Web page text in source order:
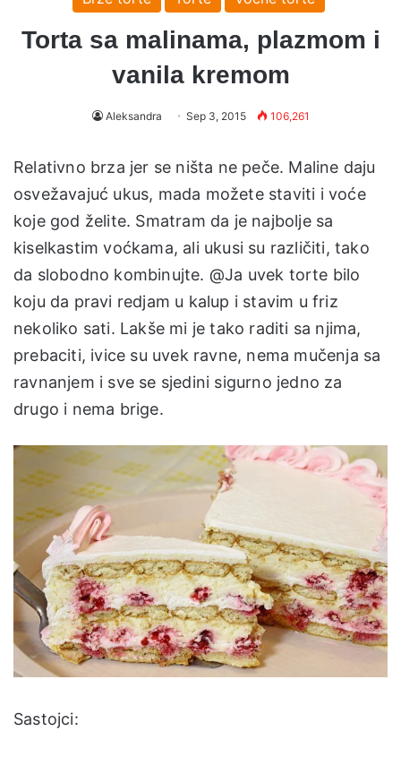
Torta sa malinama, plazmom i
vanila kremom
Aleksandra Sep 3, 2015 106,261
Relativno brza jer se ništa ne peče. Maline daju
osvežavajuć ukus, mada možete staviti i voće
koje god želite. Smatram da je najbolje sa
kiselkastim voćkama, ali ukusi su različiti, tako
da slobodno kombinujte. @Ja uvek torte bilo
koju da pravi redjam u kalup i stavim u friz
nekoliko sati. Lakše mi je tako raditi sa njima,
prebaciti, ivice su uvek ravne, nema mučenja sa
ravnanjem i sve se sjedini sigurno jedno za
drugo i nema brige.
Sastojci: